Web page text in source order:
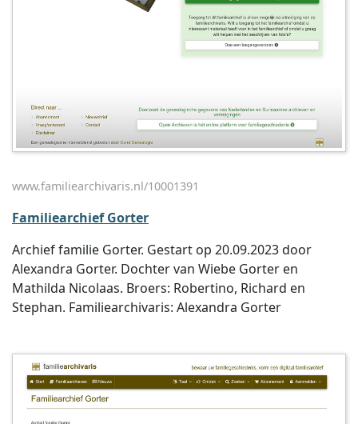
www.familiearchivaris.nl/10001391
Familiearchief Gorter
Archief familie Gorter. Gestart op 20.09.2023 door
Alexandra Gorter. Dochter van Wiebe Gorter en
Mathilda Nicolaas. Broers: Robertino, Richard en
Stephan. Familiearchivaris: Alexandra Gorter